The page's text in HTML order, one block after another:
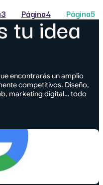
3 Página4 Página5
tu idea
encontrarás un amplio
competitivos. Diseño,
marketing digital… todo